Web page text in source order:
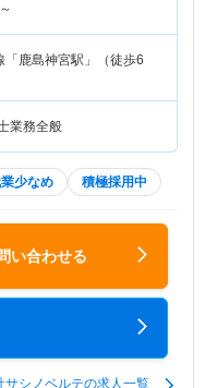
「鹿島神宮駅」（徒歩6
業務全般
少なめ 積極採用中
い合わせる
サシノベルテの求人一覧